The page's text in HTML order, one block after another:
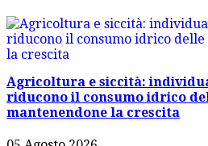
Agricoltura e siccità:
riducono il consumo idrico
mantenendone la crescita